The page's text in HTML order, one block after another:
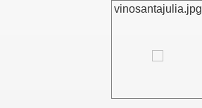
vinosantajulia.jpg